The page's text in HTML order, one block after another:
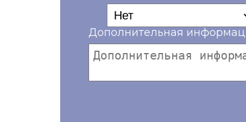
Дополнительная